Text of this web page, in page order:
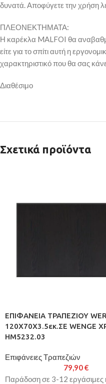
δυνατά. Αποφύγετε την χρήση
ΠΛΕΟΝΕΚΤΗΜΑΤΑ:
Η καρέκλα MALFOI θα
είτε για το σπίτι αυτή η
χαρακτηριστικό που θα σας
Διαθέσιμο
Σχετικά προϊόντα
ΕΠΙΦΑΝΕΙΑ ΤΡΑΠΕΖΙΟΥ
120Χ70Χ3.5εκ.ΣΕ WENGE
HM5232.03
Επιφάνειες Τραπεζιών
79,90€
Παράδοση σε 3-12 εργάσιμες